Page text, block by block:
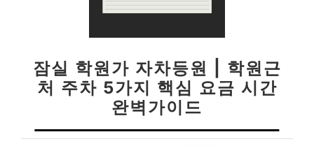
잠실 학원가 자차등원 | 학원근
처 주차 5가지 핵심 요금 시간
완벽가이드